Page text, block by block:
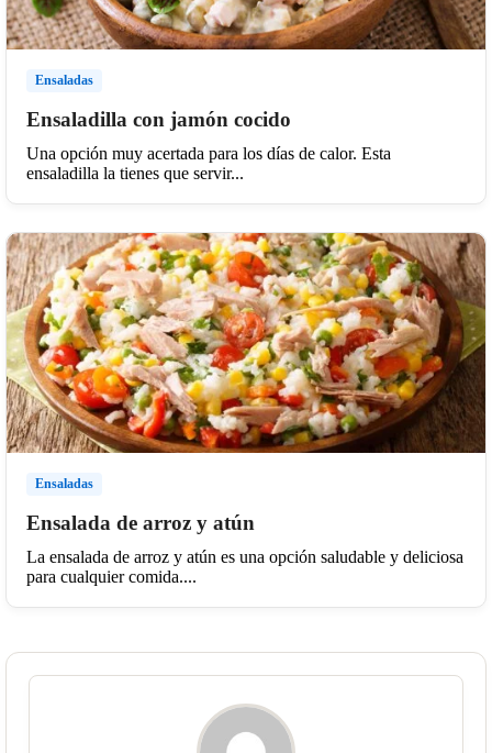
Ensaladas
Ensaladilla con jamón cocido
Una opción muy acertada para los días de calor. Esta
ensaladilla la tienes que servir...
Ensaladas
Ensalada de arroz y atún
La ensalada de arroz y atún es una opción saludable y deliciosa
para cualquier comida....